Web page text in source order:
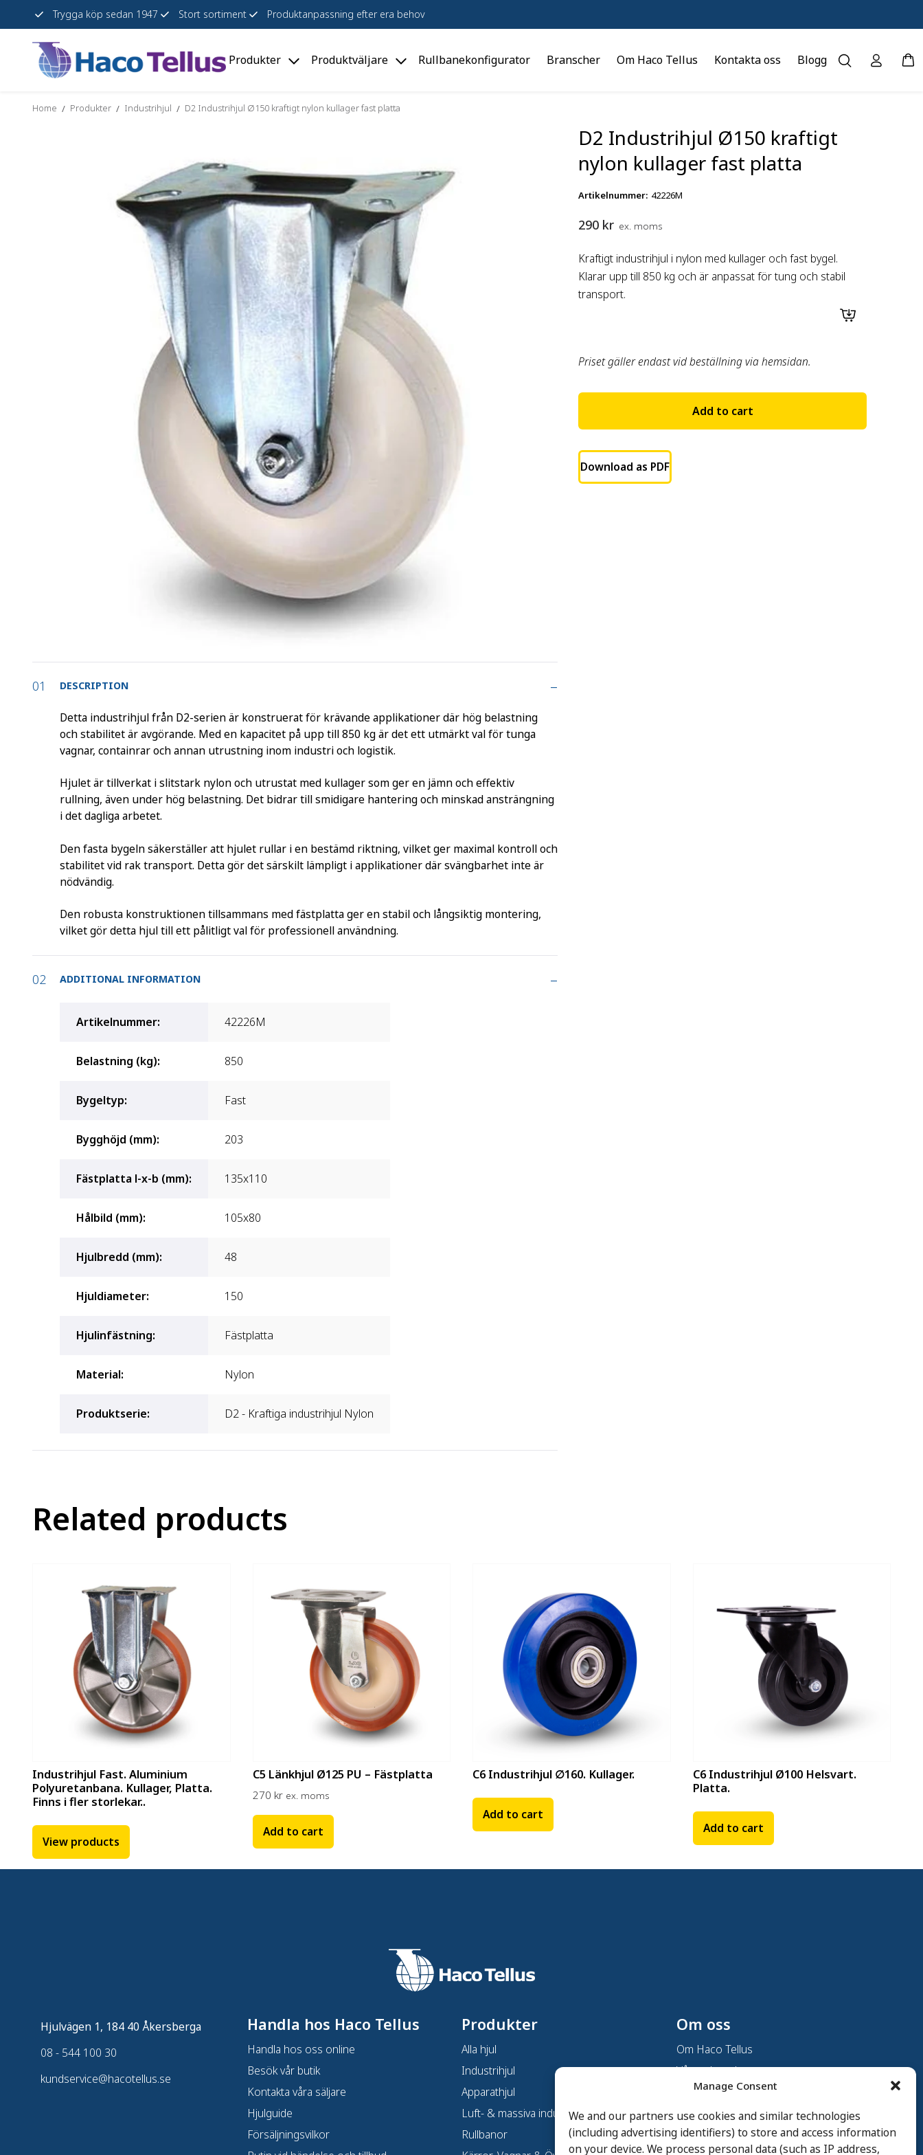
Manage Consent
We and our partners use cookies and similar technologies
(including advertising identifiers) to store and access information
on your device. We process personal data (such as IP address,
Trygga köp sedan 1947 Stort sortiment Produktanpassning efter era behov
Skip
Produkter
Toggle
menu
Produktväljare
Toggle
Rullbanekonfigurator Branscher Om Haco Tellus Kontakta oss Blogg
Home / Produkter / Industrihjul / D2 Industrihjul Ø150 kraftigt nylon kullager fast platta
D2 Industrihjul Ø150 kraftigt
nylon kullager fast platta
Artikelnummer: 42226M
290 kr ex. moms
Kraftigt industrihjul i nylon med kullager och fast bygel.
Klarar upp till 850 kg och är anpassat för tung och stabil
transport.
Priset gäller endast vid beställning via hemsidan.
Add to cart
Download as PDF
DESCRIPTION
Detta industrihjul från D2-serien är konstruerat för krävande applikationer där hög belastning
och stabilitet är avgörande. Med en kapacitet på upp till 850 kg är det ett utmärkt val för tunga
vagnar, containrar och annan utrustning inom industri och logistik.
Hjulet är tillverkat i slitstark nylon och utrustat med kullager som ger en jämn och effektiv
rullning, även under hög belastning. Det bidrar till smidigare hantering och minskad ansträngning
i det dagliga arbetet.
Den fasta bygeln säkerställer att hjulet rullar i en bestämd riktning, vilket ger maximal kontroll och
stabilitet vid rak transport. Detta gör det särskilt lämpligt i applikationer där svängbarhet inte är
nödvändig.
Den robusta konstruktionen tillsammans med fästplatta ger en stabil och långsiktig montering,
vilket gör detta hjul till ett pålitligt val för professionell användning.
ADDITIONAL INFORMATION
Artikelnummer: 42226M
Belastning (kg): 850
Bygeltyp: Fast
Bygghöjd (mm): 203
Fästplatta l-x-b (mm): 135x110
Hålbild (mm): 105x80
Hjulbredd (mm): 48
Hjuldiameter: 150
Hjulinfästning: Fästplatta
Material: Nylon
Produktserie: D2 - Kraftiga industrihjul Nylon
Related products
Industrihjul Fast. Aluminium
Polyuretanbana. Kullager, Platta.
Finns i fler storlekar..
View products
C5 Länkhjul Ø125 PU – Fästplatta
270 kr ex. moms
Add to cart
C6 Industrihjul ∅160. Kullager.
Add to cart
C6 Industrihjul Ø100 Helsvart.
Platta.
Add to cart
Hjulvägen 1, 184 40 Åkersberga
08 - 544 100 30
kundservice@hacotellus.se
Handla hos Haco Tellus
Handla hos oss online
Besök vår butik
Kontakta våra säljare
Hjulguide
Försäljningsvilkor
Produkter
Alla hjul
Industrihjul
Apparathjul
Luft- & massiva industrihjul
Rullbanor
Om oss
Om Haco Tellus
Vår verksamhet
Vår historia
Branscher
Hållbarhet